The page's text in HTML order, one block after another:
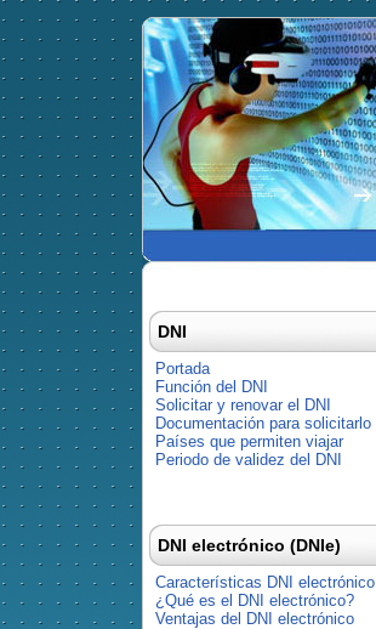
DNI
Portada
Función del DNI
Solicitar y renovar el DNI
Documentación para solicitarlo
Países que permiten viajar
Periodo de validez del DNI
DNI electrónico (DNIe)
Características DNI electrónico
¿Qué es el DNI electrónico?
Ventajas del DNI electrónico